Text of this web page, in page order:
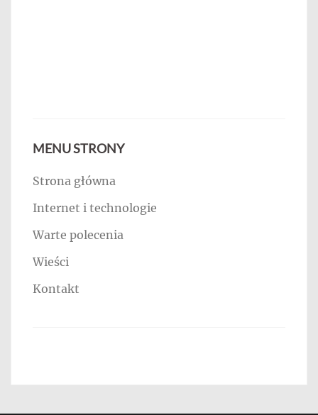
MENU STRONY
Strona główna
Internet i technologie
Warte polecenia
Wieści
Kontakt